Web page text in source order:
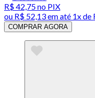
R$ 42,75no PIX
ou R$ 52,13em até 1x de
COMPRAR AGORA